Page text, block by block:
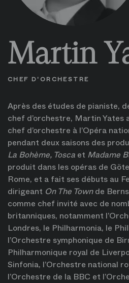
Martin
CHEF D'ORCHESTRE
Après des études de pianiste,
chef d’orchestre, Martin Yates
chef d’orchestre à l’Opéra
pendant deux saisons des
La Bohème, Tosca et Madame
produit dans les opéras de
Rome, et a fait ses débuts au
dirigeant On The Townde
comme chef invité avec de
britanniques, notamment
Londres, le Philharmonia, le
l’Orchestre symphonique de
Philharmonique royal de
Sinfonia, l’Orchestre national
l’Orchestre de la BBC et